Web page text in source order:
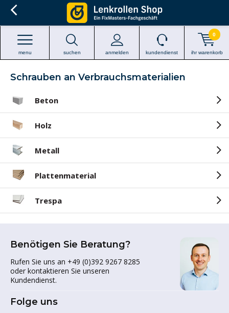
suchen anmelden
menu kundendienst ihr warenkorb
0
Schrauben an Verbrauchsmaterialien
Beton
Holz
Metall
Plattenmaterial
Trespa
Benötigen Sie Beratung?
Rufen Sie uns an +49 (0)392 9267 8285
oder kontaktieren Sie unseren
Kundendienst.
Folge uns